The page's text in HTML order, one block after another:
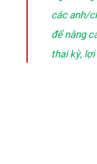
các anh/
để nâng
thai kỳ,